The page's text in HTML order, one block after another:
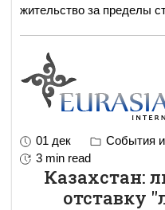
01 дек События
3 min read
Казахстан:
отставку